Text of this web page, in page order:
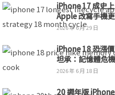
iPhone 17 成史
Apple 改寫手機
2026 年 6 月 29 日
iPhone 18 恐漲
坦承：記憶體危
2026 年 6 月 18 日
20 週年版